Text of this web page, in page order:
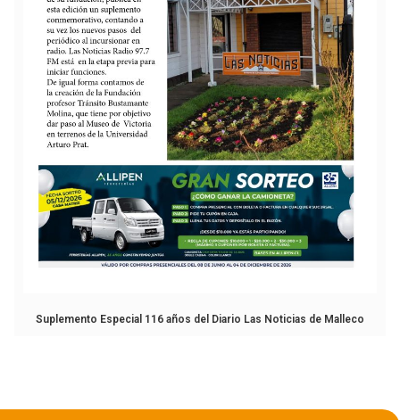
Suplemento Especial 116 años del Diario Las Noticias de Malleco